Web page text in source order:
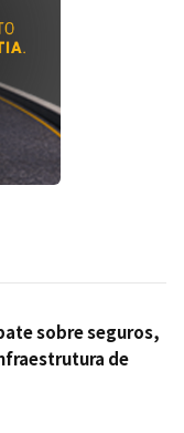
sobre seguros,
de